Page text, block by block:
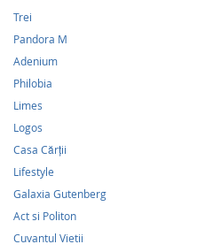
Trei
Pandora M
Adenium
Philobia
Limes
Logos
Casa Cărții
Lifestyle
Galaxia Gutenberg
Act si Politon
Cuvantul Vietii